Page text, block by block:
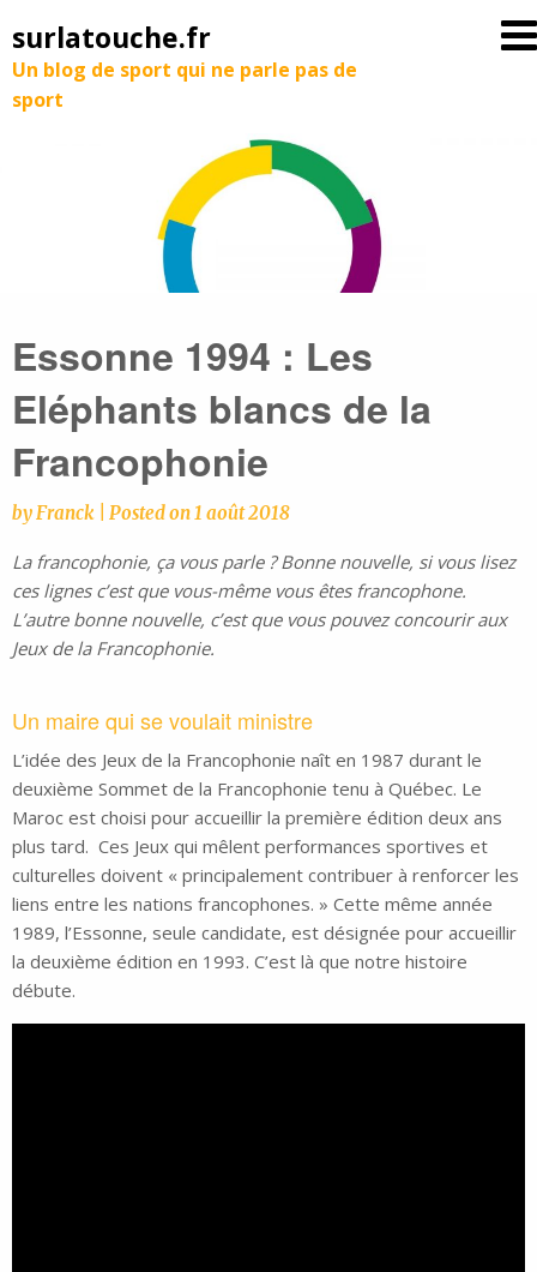
surlatouche.fr
Un blog de sport qui ne parle pas de
sport
Essonne 1994 : Les
Eléphants blancs de la
Francophonie
byFranck Posted on1 août 2018
La francophonie, ça vous parle ? Bonne nouvelle, si vous lisez
ces lignes c’est que vous-même vous êtes francophone.
L’autre bonne nouvelle, c’est que vous pouvez concourir aux
Jeux de la Francophonie.
Un maire qui se voulait ministre
L’idée des Jeux de la Francophonie naît en 1987 durant le
deuxième Sommet de la Francophonie tenu à Québec. Le
Maroc est choisi pour accueillir la première édition deux ans
plus tard. Ces Jeux qui mêlent performances sportives et
culturelles doivent « principalement contribuer à renforcer les
liens entre les nations francophones. » Cette même année
1989, l’Essonne, seule candidate, est désignée pour accueillir
la deuxième édition en 1993. C’est là que notre histoire
débute.